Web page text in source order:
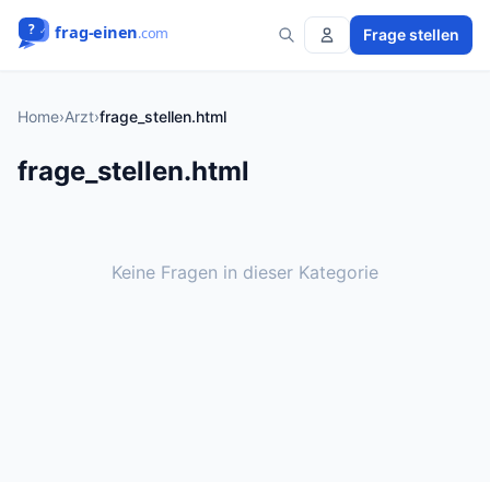
Frage stellen
Home›Arzt›frage_stellen.html
frage_stellen.html
Keine Fragen in dieser Kategorie